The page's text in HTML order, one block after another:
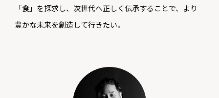
「食」を探求し、次世代へ正しく伝承することで、より
豊かな未来を創造して行きたい。